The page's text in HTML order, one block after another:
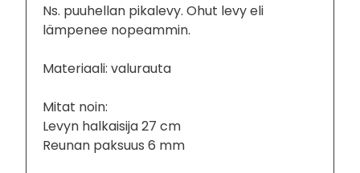
Ns. puuhellan pikalevy. Ohut levy eli
lämpenee nopeammin.
Materiaali: valurauta
Mitat noin:
Levyn halkaisija 27 cm
Reunan paksuus 6 mm